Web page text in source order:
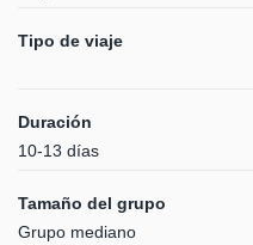
Tipo de viaje
Duración
10-13 días
Tamaño del grupo
Grupo mediano